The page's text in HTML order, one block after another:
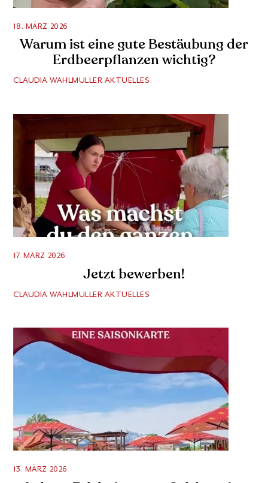
18. MÄRZ 2026
Warum ist eine gute Bestäubung der
Erdbeerpflanzen wichtig?
CLAUDIA WAHLMULLER AKTUELLES
17. MÄRZ 2026
Jetzt bewerben!
CLAUDIA WAHLMULLER AKTUELLES
13. MÄRZ 2026